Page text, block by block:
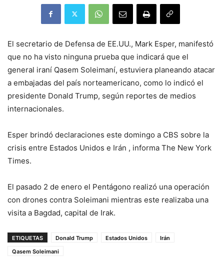
El secretario de Defensa de EE.UU., Mark Esper, manifestó
que no ha visto ninguna prueba que indicará que el
general iraní Qasem Soleimaní, estuviera planeando atacar
a embajadas del país norteamericano, como lo indicó el
presidente Donald Trump, según reportes de medios
internacionales.
Esper brindó declaraciones este domingo a CBS sobre la
crisis entre Estados Unidos e Irán , informa The New York
Times.
El pasado 2 de enero el Pentágono realizó una operación
con drones contra Soleimani mientras este realizaba una
visita a Bagdad, capital de Irak.
ETIQUETAS Donald Trump Estados Unidos
Irán
Qasem Soleimani